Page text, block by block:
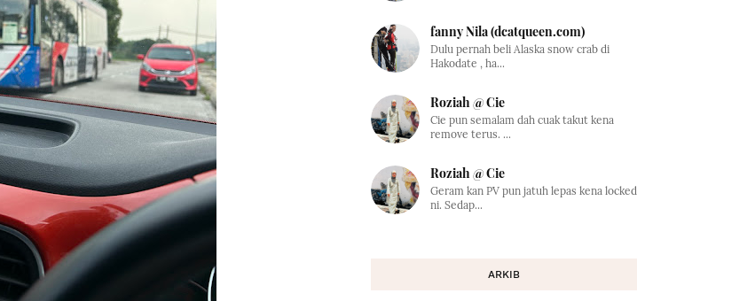
fanny Nila (dcatqueen.com)
Dulu pernah beli Alaska snow crab di
Hakodate , ha...
Roziah @ Cie
Cie pun semalam dah cuak takut kena
remove terus. ...
Roziah @ Cie
Geram kan PV pun jatuh lepas kena locked
ni. Sedap...
ARKIB